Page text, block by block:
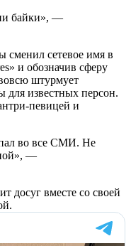
байки», —
сетевое имя в
и обозначив сферу
штурмует
для известных персон.
певицей и
во все СМИ. Не
—
досуг вместе со своей